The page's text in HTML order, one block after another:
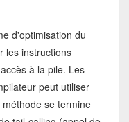
d'optimisation du
les instructions
à la pile. Les
peut utiliser
se termine